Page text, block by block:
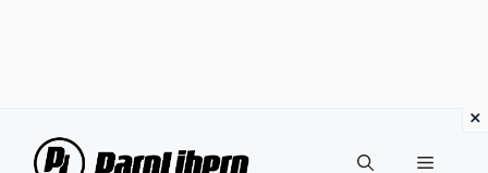
Menu